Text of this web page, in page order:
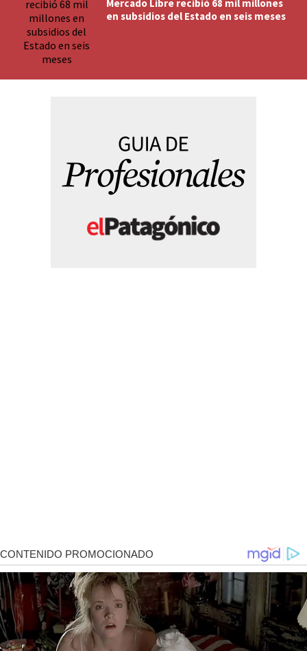
Mercado Libre recibió 68 mil millones
en subsidios del Estado en seis meses